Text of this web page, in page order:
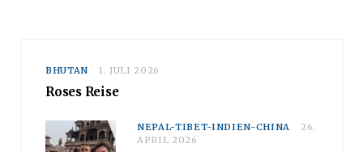
BHUTAN 1. JULI 2026
Roses Reise
NEPAL-TIBET-INDIEN-CHINA
26.
APRIL 2026